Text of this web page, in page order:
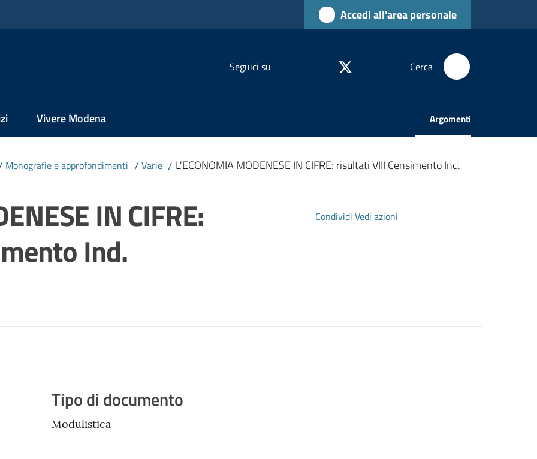
Accedi all'area personale
Seguici su Cerca
Vivere Modena Argomenti
Menu selezionato
Monografie e approfondimenti / Varie / L'ECONOMIA MODENESE IN CIFRE: risultati VIII Censimento Ind.
IN CIFRE:
Ind.
Condividi Vedi azioni
Descrizione
Tipo di documento
Modulistica